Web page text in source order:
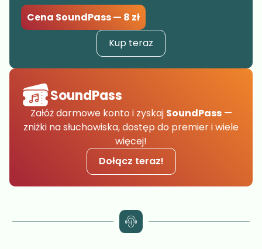
Cena SoundPass — 8 zł
Kup teraz
SoundPass
Załóż darmowe konto i zyskaj SoundPass—
zniżki na słuchowiska, dostęp do premier i wiele
więcej!
Dołącz teraz!